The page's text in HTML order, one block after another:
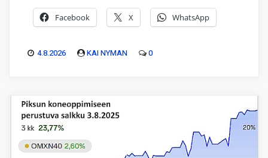
Facebook X WhatsApp
4.8.2026 KAI NYMAN 0